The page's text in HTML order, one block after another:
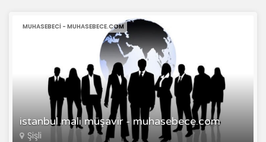
istanbul mali müşavir - muhasebece.com
MUHASEBECI - MUHASEBECE.COM
Şişli